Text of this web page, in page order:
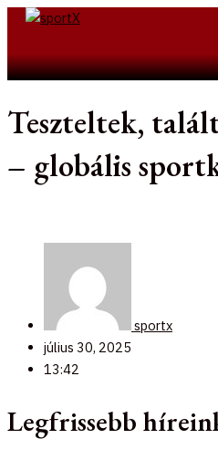
Skip
Teszteltek,
– globális
sportx
július 30, 2025
13:42
Legfrissebb